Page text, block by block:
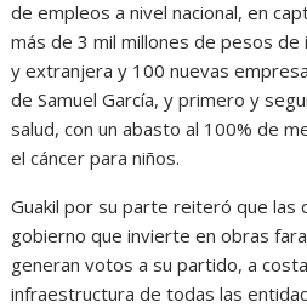
de empleos a nivel nacional, en
más de 3 mil millones de pesos de
y extranjera y 100 nuevas
de Samuel García, y primero y
salud, con un abasto al 100% de
el cáncer para niños.
Guakil por su parte reiteró que las
gobierno que invierte en obras
generan votos a su partido, a
infraestructura de todas las